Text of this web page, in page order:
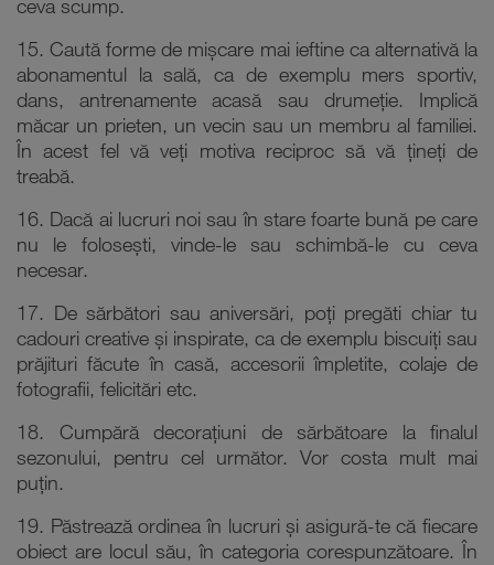
ceva scump.
15. Caută forme de mișcare mai ieftine ca alternativă la
abonamentul la sală, ca de exemplu mers sportiv,
dans, antrenamente acasă sau drumeție. Implică
măcar un prieten, un vecin sau un membru al familiei.
În acest fel vă veți motiva reciproc să vă țineți de
treabă.
16. Dacă ai lucruri noi sau în stare foarte bună pe care
nu le folosești, vinde-le sau schimbă-le cu ceva
necesar.
17. De sărbători sau aniversări, poți pregăti chiar tu
cadouri creative și inspirate, ca de exemplu biscuiți sau
prăjituri făcute în casă, accesorii împletite, colaje de
fotografii, felicitări etc.
18. Cumpără decorațiuni de sărbătoare la finalul
sezonului, pentru cel următor. Vor costa mult mai
puțin.
19. Păstrează ordinea în lucruri și asigură-te că fiecare
obiect are locul său, în categoria corespunzătoare. În